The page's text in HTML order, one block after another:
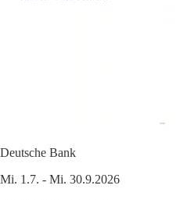
Deutsche Bank
Mi. 1.7. - Mi. 30.9.2026